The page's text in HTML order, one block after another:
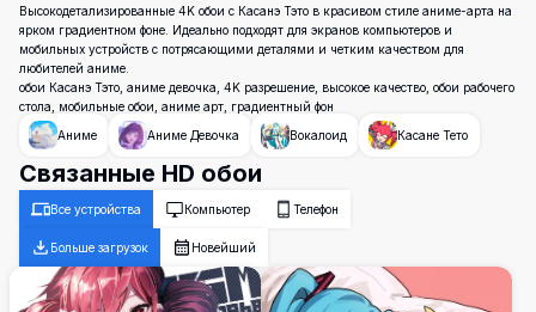
Высокодетализированные 4K обои с Касанэ Тэто в красивом стиле аниме-арта на
ярком градиентном фоне. Идеально подходят для экранов компьютеров и
мобильных устройств с потрясающими деталями и четким качеством для
любителей аниме.
обои Касанэ Тэто, аниме девочка, 4K разрешение, высокое качество, обои рабочего
стола, мобильные обои, аниме арт, градиентный фон
Аниме
Аниме Девочка Вокалоид Касане Тето
Связанные HD обои
Все устройства Компьютер Телефон
Больше загрузок Новейший